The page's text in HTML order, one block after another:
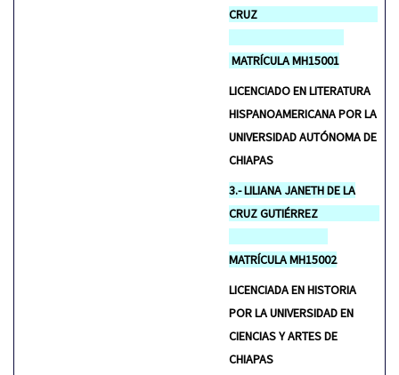
CRUZ
MATRÍCULA MH15001
LICENCIADO EN LITERATURA
HISPANOAMERICANA POR LA
UNIVERSIDAD AUTÓNOMA DE
CHIAPAS
3.- LILIANA JANETH DE LA
CRUZ GUTIÉRREZ
MATRÍCULA MH15002
LICENCIADA EN HISTORIA
POR LA UNIVERSIDAD EN
CIENCIAS Y ARTES DE
CHIAPAS